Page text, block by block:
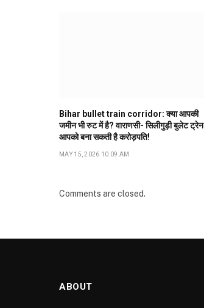
Bihar bullet train corridor: क्या आपकी
जमीन भी रुट में है? वाराणसी- सिलीगुड़ी बुलेट ट्रेन
आपको बना सकती है करोड़पति!
MAY 15, 2026 10:09 AM
Comments are closed.
ABOUT